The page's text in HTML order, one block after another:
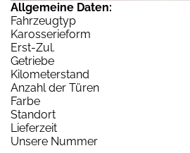
Allgemeine Daten:
Fahrzeugtyp
Karosserieform
Erst-Zul.
Getriebe
Kilometerstand
Anzahl der Türen
Farbe
Standort
Lieferzeit
Unsere Nummer